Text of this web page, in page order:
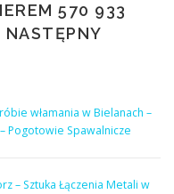
570 933
włamania w Bielanach –
Pogotowie Spawalnicze
– Sztuka Łączenia Metali w